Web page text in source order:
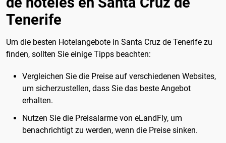
Tenerife
Um die besten Hotelangebote in Santa Cruz de Tenerife zu
finden, sollten Sie einige Tipps beachten:
Vergleichen Sie die Preise auf verschiedenen Websites,
um sicherzustellen, dass Sie das beste Angebot
erhalten.
Nutzen Sie die Preisalarme von eLandFly, um
benachrichtigt zu werden, wenn die Preise sinken.